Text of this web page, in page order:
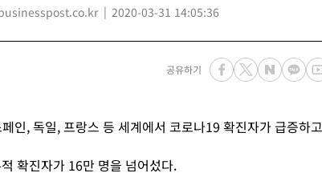
2020-03-31 14:05:36
공유하기
인, 독일, 프랑스 등 세계에서 코로나19 확진자가 급증하
확진자가 16만 명을 넘어섰다.